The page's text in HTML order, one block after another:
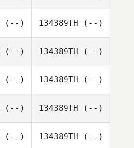
(--) 134389TH (--)
(--) 134389TH (--)
(--) 134389TH (--)
(--) 134389TH (--)
(--) 134389TH (--)